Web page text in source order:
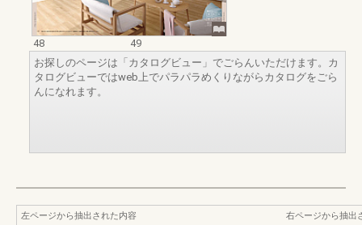
48
49
お探しのページは「カタログビュー」でごらんいただけます。カ
タログビューではweb上でパラパラめくりながらカタログをごら
んになれます。
左ページから抽出された内容
右ページから抽出